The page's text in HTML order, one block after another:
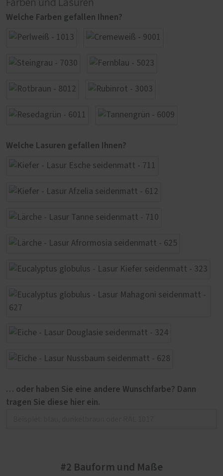
Farben und Lasuren
Welche Farben gefallen Ihnen?
Welche Lasuren gefallen Ihnen?
… oder haben Sie eine andere Wunschfarbe? Dann
tragen Sie diese hier ein.
#2 Bauform und Maße